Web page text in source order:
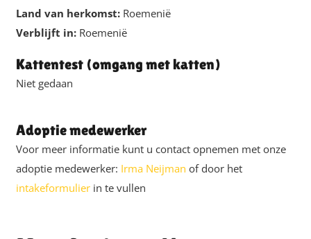
Land van herkomst: Roemenië
Verblijft in: Roemenië
Kattentest (omgang met katten)
Niet gedaan
Adoptie medewerker
Voor meer informatie kunt u contact opnemen met onze
adoptie medewerker: Irma Neijman of door het
intakeformulierin te vullen